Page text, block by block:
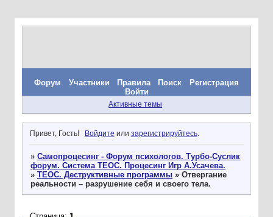
Форум Участники Правила Поиск
Регистрация
Войти
Активные темы
Привет, Гость! Войдите или зарегистрируйтесь.
» Самопроцесинг - Форум психологов. Турбо-Суслик
форум. Система ТЕОС. Процесинг Игр А.Усачева.
» ТЕОС. Деструктивные программы » Отвергание
реальности – разрушение себя и своего тела.